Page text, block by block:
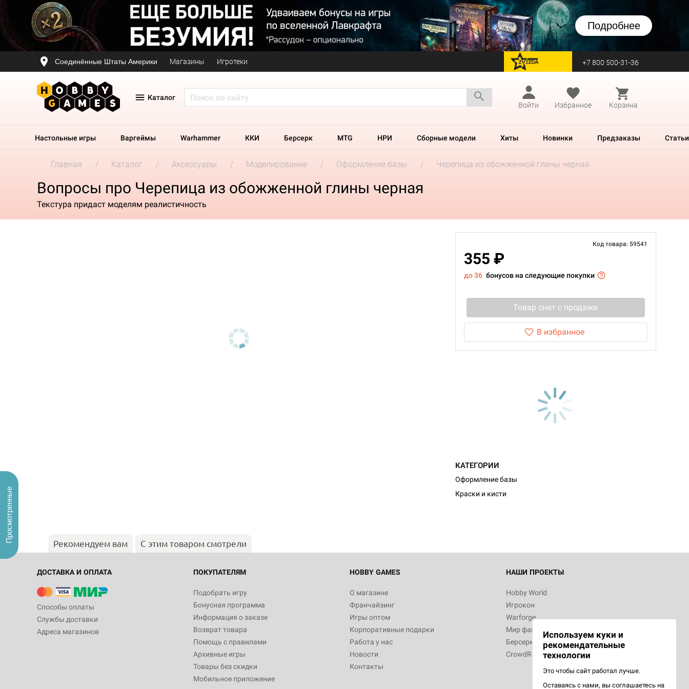
Подробнее
Соединённые Штаты Америки Магазины Игротеки перейти на Zvezda +7 800 500-31-36
Каталог
Войти
Избранное Корзина
Настольные игры Варгеймы Warhammer ККИ Берсерк MTG НРИ Сборные модели Хиты Новинки Предзаказы Статьи
Главная Каталог Аксессуары Моделирование Оформление базы Черепица из обожженной глины черная
Вопросы про Черепица из обожженной глины черная
Текстура придаст моделям реалистичность
Код товара: 59541
355 ₽
до 36 бонусов на следующие покупки
Товар снят с продажи
В избранное
КАТЕГОРИИ
Оформление базы
Краски и кисти
Рекомендуем вам С этим товаром смотрели
ДОСТАВКА И ОПЛАТА
Способы оплаты
Службы доставки
Адреса магазинов
ПОКУПАТЕЛЯМ
Подобрать игру
Бонусная программа
Информация о заказе
Возврат товара
Помощь с правилами
Архивные игры
Товары без скидки
Мобильное приложение
HOBBY GAMES
О магазине
Франчайзинг
Игры оптом
Корпоративные подарки
Работа у нас
Новости
Контакты
НАШИ ПРОЕКТЫ
Hobby World
Игрокон
Warforge
Мир фантастики
Берсерк
CrowdRepublic
Используем куки и
рекомендательные
технологии
Это чтобы сайт работал лучше.
Оставаясь с нами, вы соглашаетесь на
Просмотренные
Настольная игра Hobby World Журнал
"Мир фантастики. Спецвыпуск: Братья
империи: Боевая тревога
799
Настольная игра Hobby World Сумерки
империи. Четвёртая редакция: Грозовой
Рубеж
12 990